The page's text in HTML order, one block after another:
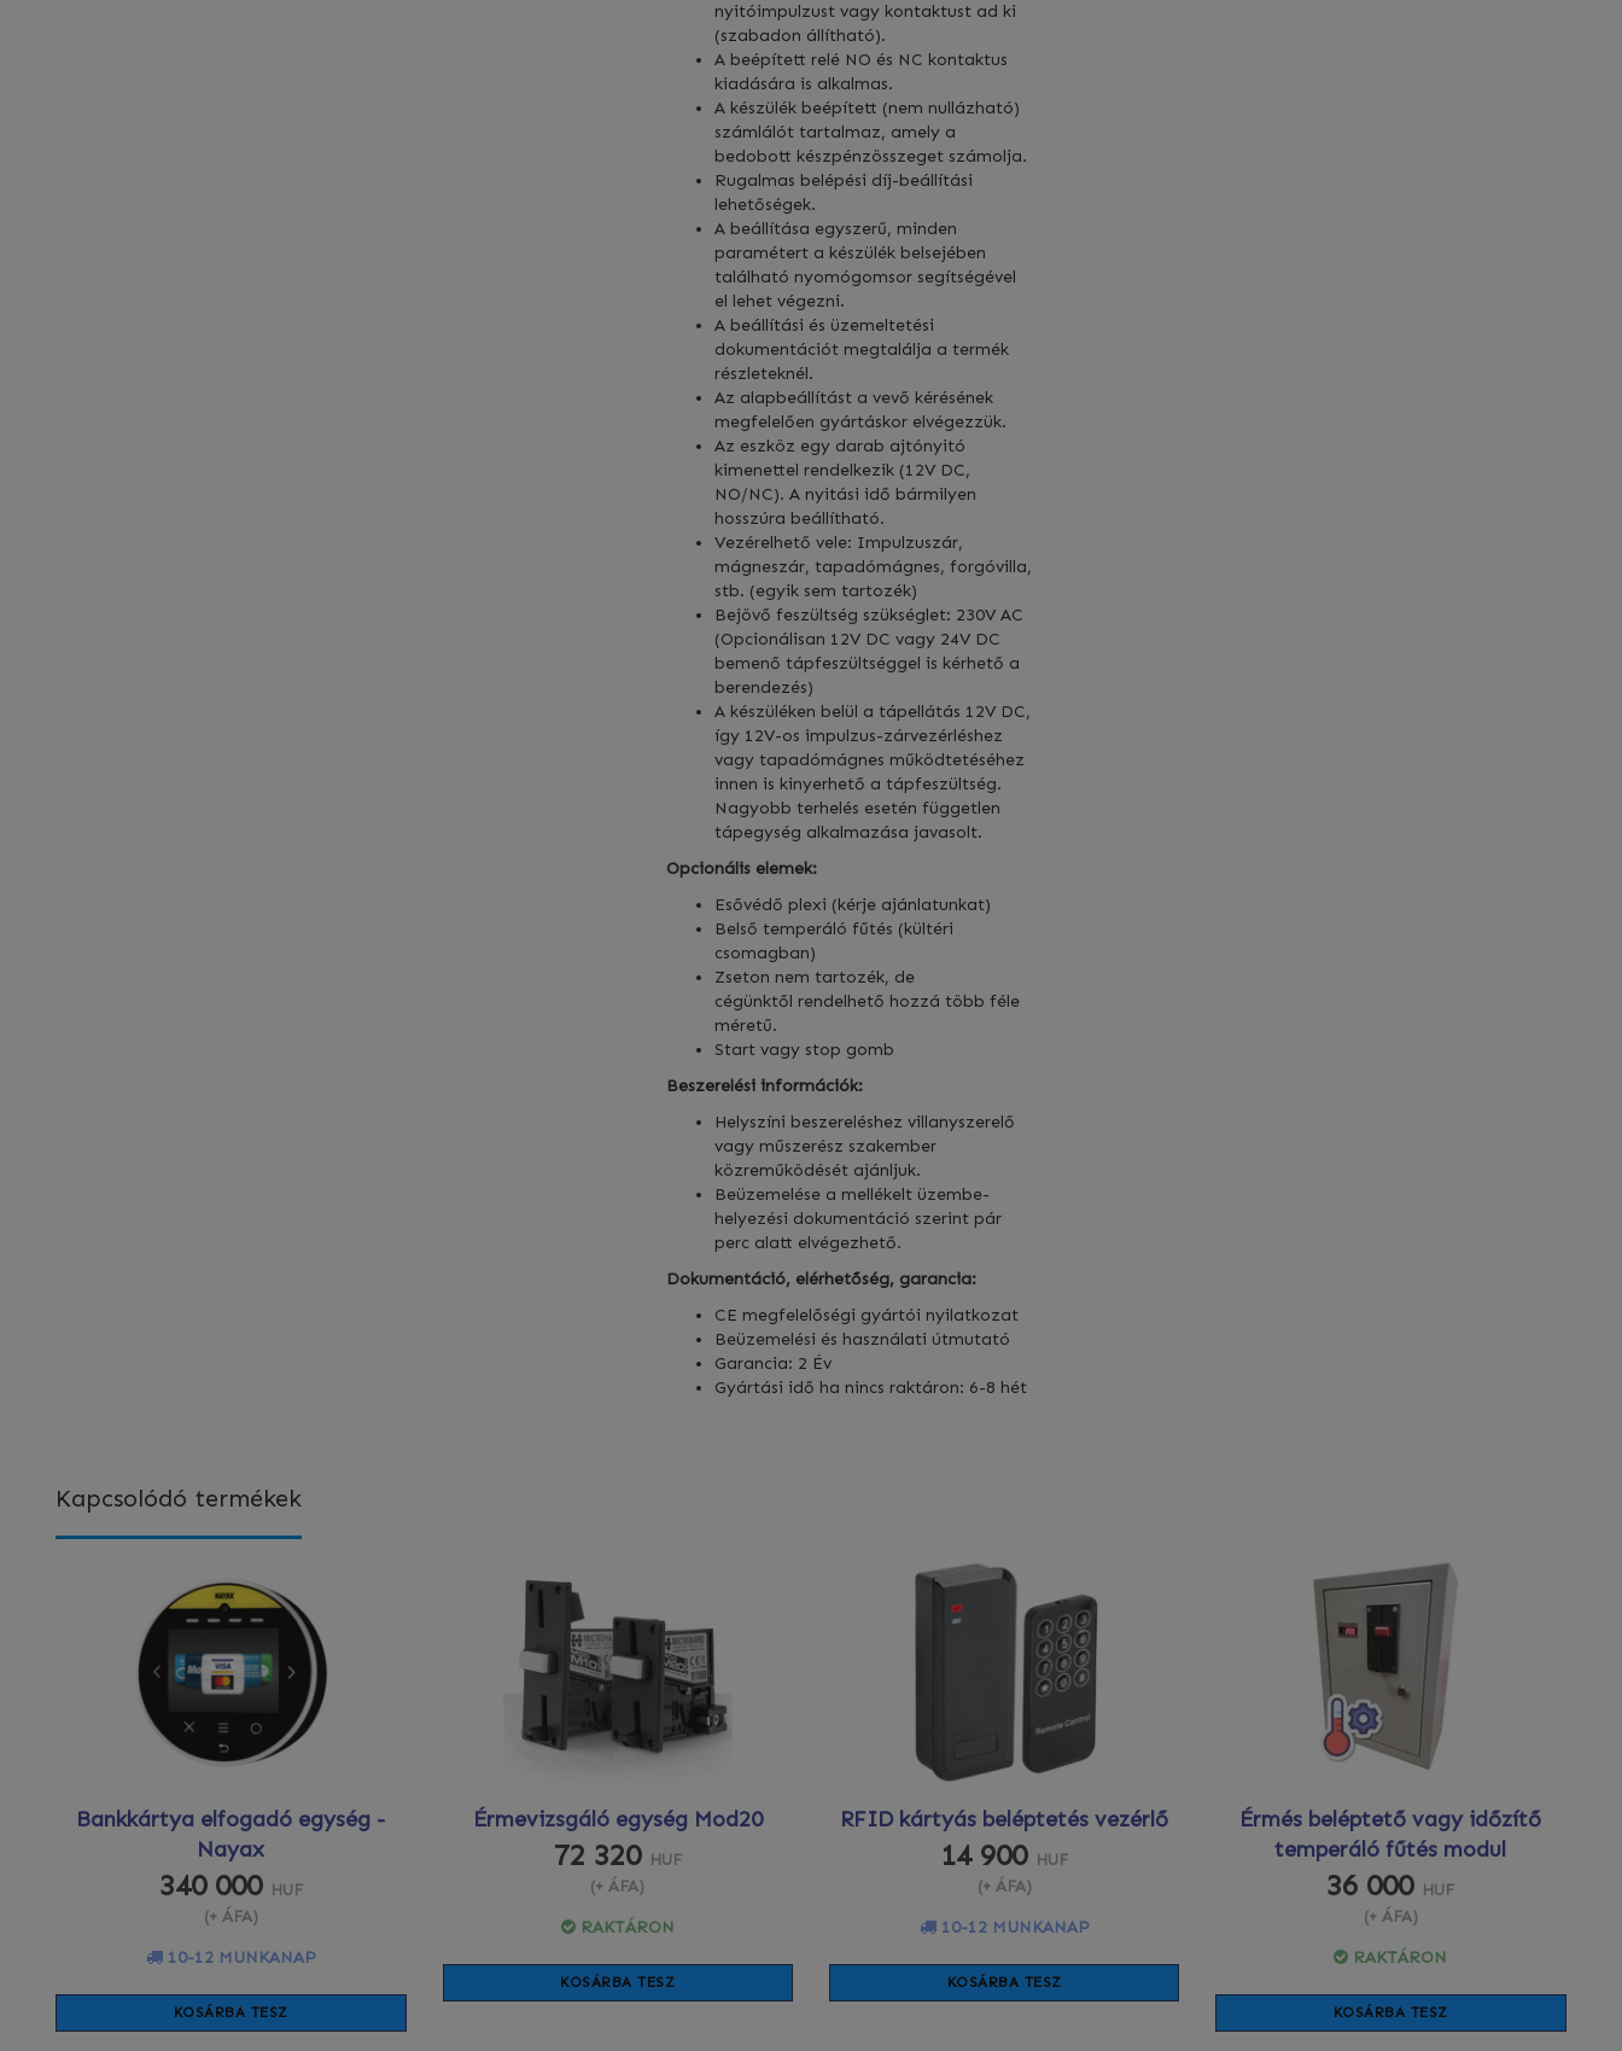
nyitóimpulzust vagy kontaktust ad ki
(szabadon állítható).
A beépített relé NO és NC kontaktus
kiadására is alkalmas.
A készülék beépített (nem nullázható)
számlálót tartalmaz, amely a
bedobott készpénzösszeget számolja.
Rugalmas belépési díj-beállítási
lehetőségek.
A beállítása egyszerű, minden
paramétert a készülék belsejében
található nyomógomsor segítségével
el lehet végezni.
A beállítási és üzemeltetési
dokumentációt megtalálja a termék
részleteknél.
Az alapbeállítást a vevő kérésének
megfelelően gyártáskor elvégezzük.
Az eszköz egy darab ajtónyitó
kimenettel rendelkezik (12V DC,
NO/NC). A nyitási idő bármilyen
hosszúra beállítható.
Vezérelhető vele: Impulzuszár,
mágneszár, tapadómágnes, forgóvilla,
stb. (egyik sem tartozék)
Bejövő feszültség szükséglet: 230V AC
(Opcionálisan 12V DC vagy 24V DC
bemenő tápfeszültséggel is kérhető a
berendezés)
A készüléken belül a tápellátás 12V DC,
így 12V-os impulzus-zárvezérléshez
vagy tapadómágnes működtetéséhez
innen is kinyerhető a tápfeszültség.
Nagyobb terhelés esetén független
tápegység alkalmazása javasolt.
Opcionális elemek:
Esővédő plexi (kérje ajánlatunkat)
Belső temperáló fűtés (kültéri
csomagban)
Zseton nem tartozék, de
cégünktől rendelhető hozzá több féle
méretű.
Start vagy stop gomb
Beszerelési információk:
Helyszíni beszereléshez villanyszerelő
vagy műszerész szakember
közreműködését ajánljuk.
Beüzemelése a mellékelt üzembe-
helyezési dokumentáció szerint pár
perc alatt elvégezhető.
Dokumentáció, elérhetőség, garancia:
CE megfelelőségi gyártói nyilatkozat
Beüzemelési és használati útmutató
Garancia: 2 Év
Gyártási idő ha nincs raktáron: 6-8 hét
Kapcsolódó termékek
Bankkártya elfogadó egység -
Nayax
340 000 HUF
(+ ÁFA)
10-12 MUNKANAP
KOSÁRBA TESZ
Érmevizsgáló egység Mod20
72 320 HUF
(+ ÁFA)
RAKTÁRON
KOSÁRBA TESZ
RFID kártyás beléptetés vezérlő
14 900 HUF
(+ ÁFA)
10-12 MUNKANAP
KOSÁRBA TESZ
Érmés beléptető vagy időzítő
temperáló fűtés modul
36 000 HUF
(+ ÁFA)
RAKTÁRON
KOSÁRBA TESZ